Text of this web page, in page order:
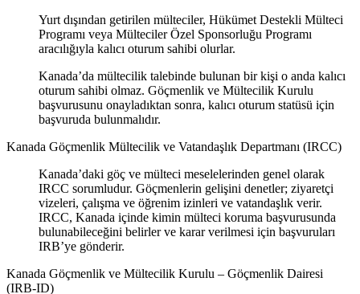
Yurt dışından getirilen mülteciler, Hükümet Destekli Mülteci
Programı veya Mülteciler Özel Sponsorluğu Programı
aracılığıyla kalıcı oturum sahibi olurlar.
Kanada’da mültecilik talebinde bulunan bir kişi o anda kalıcı
oturum sahibi olmaz. Göçmenlik ve Mültecilik Kurulu
başvurusunu onayladıktan sonra, kalıcı oturum statüsü için
başvuruda bulunmalıdır.
Kanada Göçmenlik Mültecilik ve Vatandaşlık Departmanı (IRCC)
Kanada’daki göç ve mülteci meselelerinden genel olarak
IRCC sorumludur. Göçmenlerin gelişini denetler; ziyaretçi
vizeleri, çalışma ve öğrenim izinleri ve vatandaşlık verir.
IRCC, Kanada içinde kimin mülteci koruma başvurusunda
bulunabileceğini belirler ve karar verilmesi için başvuruları
IRB’ye gönderir.
Kanada Göçmenlik ve Mültecilik Kurulu – Göçmenlik Dairesi
(IRB-ID)